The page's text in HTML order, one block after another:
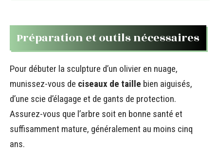
Préparation et outils nécessaires
Pour débuter la sculpture d’un olivier en nuage,
munissez-vous de ciseaux de taille bien aiguisés,
d’une scie d’élagage et de gants de protection.
Assurez-vous que l’arbre soit en bonne santé et
suffisamment mature, généralement au moins cinq
ans.